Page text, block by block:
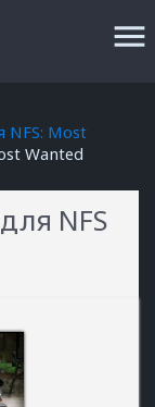
menu
Most
Wanted
NFS